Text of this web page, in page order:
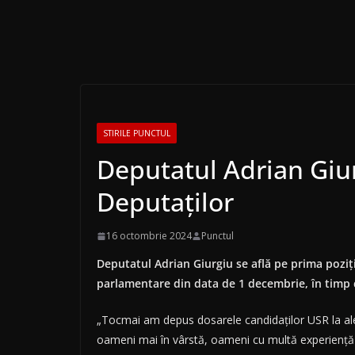
STIRILE PUNCTUL
Deputatul Adrian
Deputaților
16 octombrie 2024 Punctul
Deputatul Adrian Giurgiu se află pe prima
parlamentare din data de 1 decembrie, în timp
„Tocmai am depus dosarele candidaţilor USR la
oameni mai în vârstă, oameni cu multă